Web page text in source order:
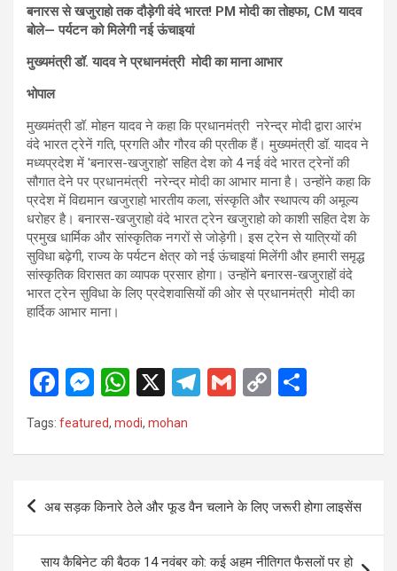
बनारस से खजुराहो तक दौड़ेगी वंदे भारत! PM मोदी का तोहफा, CM यादव
बोले— पर्यटन को मिलेगी नई ऊंचाइयां
मुख्यमंत्री डॉ. यादव ने प्रधानमंत्री मोदी का माना आभार
भोपाल
मुख्यमंत्री डॉ. मोहन यादव ने कहा कि प्रधानमंत्री नरेन्द्र मोदी द्वारा आरंभ
वंदे भारत ट्रेनें गति, प्रगति और गौरव की प्रतीक हैं। मुख्यमंत्री डॉ. यादव ने
मध्यप्रदेश में 'बनारस-खजुराहो' सहित देश को 4 नई वंदे भारत ट्रेनों की
सौगात देने पर प्रधानमंत्री नरेन्द्र मोदी का आभार माना है। उन्होंने कहा कि
प्रदेश में विद्यमान खजुराहो भारतीय कला, संस्कृति और स्थापत्य की अमूल्य
धरोहर है। बनारस-खजुराहो वंदे भारत ट्रेन खजुराहो को काशी सहित देश के
प्रमुख धार्मिक और सांस्कृतिक नगरों से जोड़ेगी। इस ट्रेन से यात्रियों की
सुविधा बढ़ेगी, राज्य के पर्यटन क्षेत्र को नई ऊंचाइयां मिलेंगी और हमारी समृद्ध
सांस्कृतिक विरासत का व्यापक प्रसार होगा। उन्होंने बनारस-खजुराहों वंदे
भारत ट्रेन सुविधा के लिए प्रदेशवासियों की ओर से प्रधानमंत्री मोदी का
हार्दिक आभार माना।
F
a
ce
o
k
M
es
se
g
W
h
at
A
p
X
T
a
G
C
n
Tags: featured, modi, mohan
Post
navigation
अब सड़क किनारे ठेले और फूड वैन चलाने के लिए जरूरी होगा लाइसेंस
साय कैबिनेट की बैठक 14 नवंबर को: कई अहम नीतिगत फैसलों पर हो